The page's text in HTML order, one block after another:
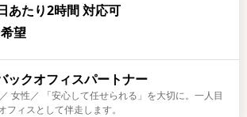
あたり2時間 対応可
望
ックオフィスパートナー
女性／ 「安心して任せられる」を大切に。一人目
フィスとして伴走します。